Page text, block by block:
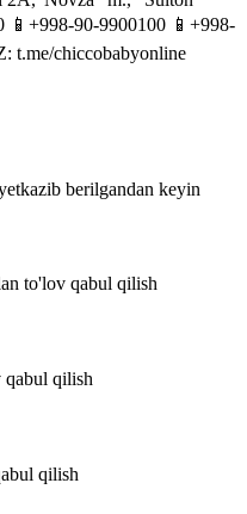
📱+998-90-9900100 📱+998-
: t.me/chiccobabyonline
berilgandan keyin
to'lov qabul qilish
qabul qilish
qilish